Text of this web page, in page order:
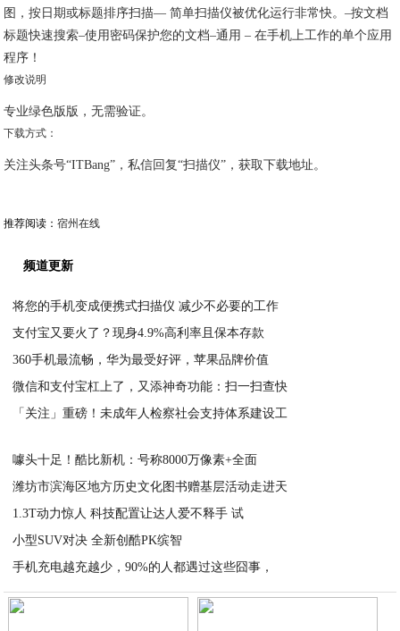
图，按日期或标题排序扫描— 简单扫描仪被优化运行非常快。–按文档
标题快速搜索–使用密码保护您的文档–通用 – 在手机上工作的单个应用
程序！
修改说明
专业绿色版版，无需验证。
下载方式：
关注头条号“ITBang”，私信回复“扫描仪”，获取下载地址。
推荐阅读：宿州在线
频道更新
将您的手机变成便携式扫描仪 减少不必要的工作
支付宝又要火了？现身4.9%高利率且保本存款
360手机最流畅，华为最受好评，苹果品牌价值
微信和支付宝杠上了，又添神奇功能：扫一扫查快
「关注」重磅！未成年人检察社会支持体系建设工
噱头十足！酷比新机：号称8000万像素+全面
潍坊市滨海区地方历史文化图书赠基层活动走进天
1.3T动力惊人 科技配置让达人爱不释手 试
小型SUV对决 全新创酷PK缤智
手机充电越充越少，90%的人都遇过这些囧事，
2020-07-19